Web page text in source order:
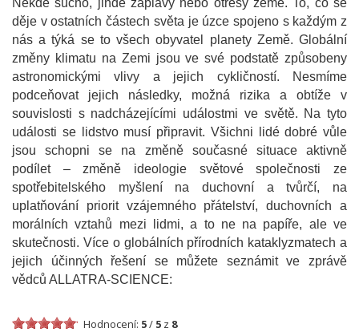
Někde sucho, jinde záplavy nebo otřesy země. To, co se
děje v ostatních částech světa je úzce spojeno s každým z
nás a týká se to všech obyvatel planety Země. Globální
změny klimatu na Zemi jsou ve své podstatě způsobeny
astronomickými vlivy a jejich cykličností. Nesmíme
podceňovat jejich následky, možná rizika a obtíže v
souvislosti s nadcházejícími událostmi ve světě. Na tyto
události se lidstvo musí připravit. Všichni lidé dobré vůle
jsou schopni se na změně současné situace aktivně
podílet – změně ideologie světové společnosti ze
spotřebitelského myšlení na duchovní a tvůrčí, na
uplatňování priorit vzájemného přátelství, duchovních a
morálních vztahů mezi lidmi, a to ne na papíře, ale ve
skutečnosti. Více o globálních přírodních kataklyzmatech a
jejich účinných řešení se můžete seznámit ve zprávě
vědců ALLATRA-SCIENCE:
Hodnocení: 5/ 5 z 8